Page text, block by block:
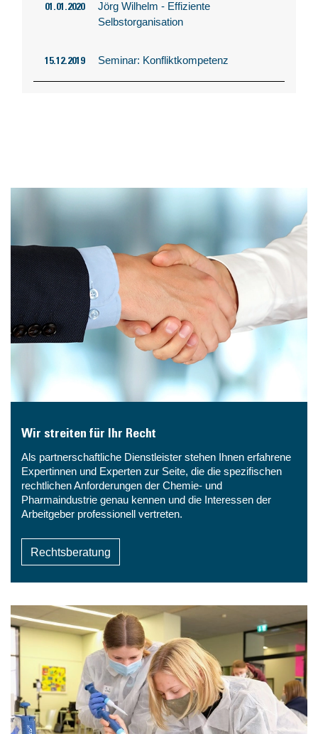
01.01.2020
Jörg Wilhelm - Effiziente
Selbstorganisation
15.12.2019 Seminar: Konfliktkompetenz
Wir streiten für Ihr Recht
Als partnerschaftliche Dienstleister stehen Ihnen erfahrene
Expertinnen und Experten zur Seite, die die spezifischen
rechtlichen Anforderungen der Chemie- und
Pharmaindustrie genau kennen und die Interessen der
Arbeitgeber professionell vertreten.
Rechtsberatung